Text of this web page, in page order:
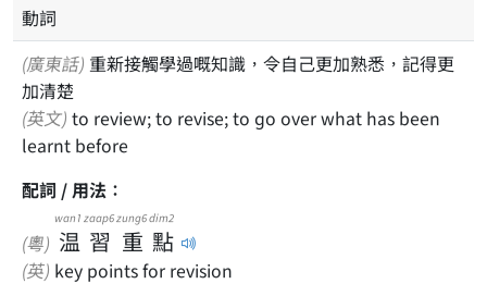
動詞
(廣東話)
加清楚
(英文)
learnt before
配詞 / 用法：
(粵) 温
wan1
習
zaap6
重
zung6
點
dim2
(英) key points for revision